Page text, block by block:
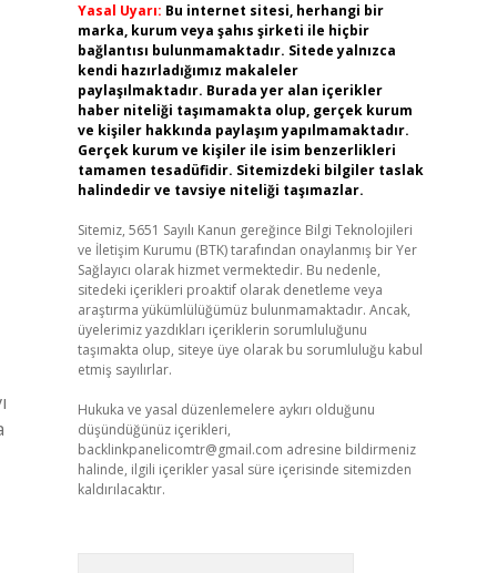
Yasal Uyarı: Bu internet sitesi, herhangi bir
marka, kurum veya şahıs şirketi ile hiçbir
bağlantısı bulunmamaktadır. Sitede yalnızca
kendi hazırladığımız makaleler
paylaşılmaktadır. Burada yer alan içerikler
haber niteliği taşımamakta olup, gerçek kurum
ve kişiler hakkında paylaşım yapılmamaktadır.
Gerçek kurum ve kişiler ile isim benzerlikleri
tamamen tesadüfidir. Sitemizdeki bilgiler taslak
halindedir ve tavsiye niteliği taşımazlar.
Sitemiz, 5651 Sayılı Kanun gereğince Bilgi Teknolojileri
ve İletişim Kurumu (BTK) tarafından onaylanmış bir Yer
Sağlayıcı olarak hizmet vermektedir. Bu nedenle,
sitedeki içerikleri proaktif olarak denetleme veya
araştırma yükümlülüğümüz bulunmamaktadır. Ancak,
üyelerimiz yazdıkları içeriklerin sorumluluğunu
taşımakta olup, siteye üye olarak bu sorumluluğu kabul
etmiş sayılırlar.
Hukuka ve yasal düzenlemelere aykırı olduğunu
düşündüğünüz içerikleri,
backlinkpanelicomtr@gmail.com adresine bildirmeniz
halinde, ilgili içerikler yasal süre içerisinde sitemizden
kaldırılacaktır.